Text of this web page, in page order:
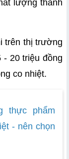
lượng thành
trên thị trường
20 triệu đồng
co nhiệt.
thực phẩm
- nên chọn